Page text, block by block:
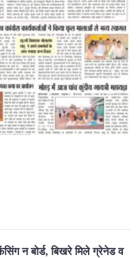
न बोर्ड, बिखरे मिले ग्रेनेड व